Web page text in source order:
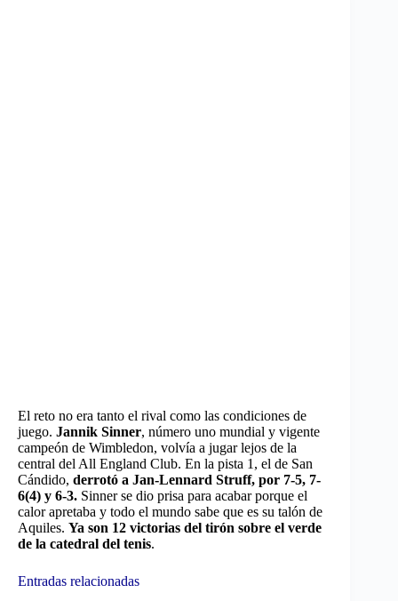
El reto no era tanto el rival como las condiciones de
juego. Jannik Sinner, número uno mundial y vigente
campeón de Wimbledon, volvía a jugar lejos de la
central del All England Club. En la pista 1, el de San
Cándido, derrotó a Jan-Lennard Struff, por 7-5, 7-
6(4) y 6-3. Sinner se dio prisa para acabar porque el
calor apretaba y todo el mundo sabe que es su talón de
Aquiles. Ya son 12 victorias del tirón sobre el verde
de la catedral del tenis.
Entradas relacionadas